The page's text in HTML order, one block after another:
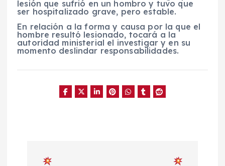
lesión que sufrió en un hombro y tuvo que
ser hospitalizado grave, pero estable.
En relación a la forma y causa por la que el
hombre resultó lesionado, tocará a la
autoridad ministerial el investigar y en su
momento deslindar responsabilidades.